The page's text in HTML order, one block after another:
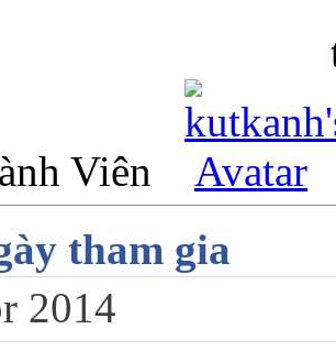
Viên
tham gia
2014